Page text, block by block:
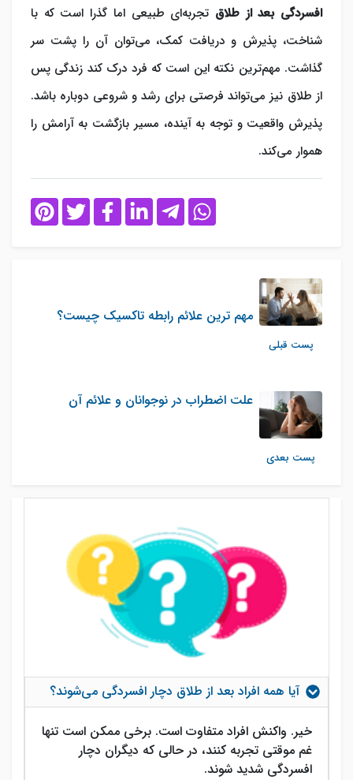
افسردگی بعد از طلاق تجربه‌ای طبیعی اما گذرا است که با
شناخت، پذیرش و دریافت کمک، می‌توان آن را پشت سر
گذاشت. مهم‌ترین نکته این است که فرد درک کند زندگی پس
از طلاق نیز می‌تواند فرصتی برای رشد و شروعی دوباره باشد.
پذیرش واقعیت و توجه به آینده، مسیر بازگشت به آرامش را
هموار می‌کند.
پست قبلی
مهم ترین علائم رابطه تاکسیک چیست؟
پست بعدی
علت اضطراب در نوجوانان و علائم آن
آیا همه افراد بعد از طلاق دچار افسردگی می‌شوند؟
خیر. واکنش افراد متفاوت است. برخی ممکن است تنها
غم موقتی تجربه کنند، در حالی که دیگران دچار
افسردگی شدید شوند.